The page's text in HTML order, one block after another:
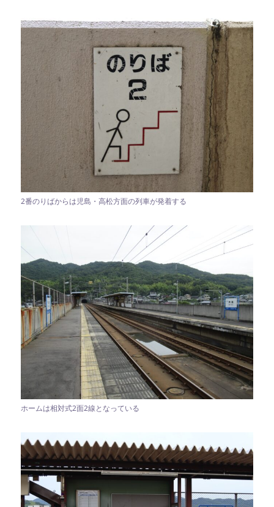
2番のりばからは児島・高松方面の列車が発着する
ホームは相対式2面2線となっている